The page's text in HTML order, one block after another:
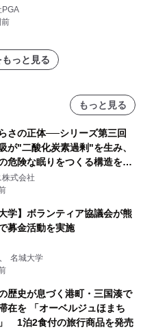
PGAが8月7日発売
PGA
っと見る
もっと見る
さの正体──シリーズ第三回
が"二酸化炭素過剰"を生み、
危険な眠りをつくる構造を解
株式会社
大学】ボランティア協議会が熊
募金活動を実施
名城大学
歴史が息づく港町・三国湊で
在を 「オーベルジュほまち
1泊2食付の旅行商品を発売